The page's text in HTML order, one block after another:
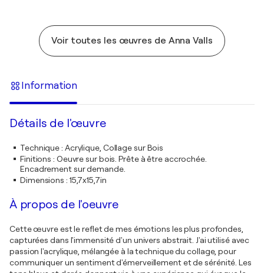
Voir toutes les œuvres de Anna Valls
Information
Détails de l'œuvre
Technique: Acrylique, Collage sur Bois
Finitions : Oeuvre sur bois. Prête à être accrochée.
Encadrement sur demande.
Dimensions : 15,7x15,7in
À propos de l'oeuvre
Cette œuvre est le reflet de mes émotions les plus profondes,
capturées dans l'immensité d'un univers abstrait. J'ai utilisé avec
passion l'acrylique, mélangée à la technique du collage, pour
communiquer un sentiment d'émerveillement et de sérénité. Les